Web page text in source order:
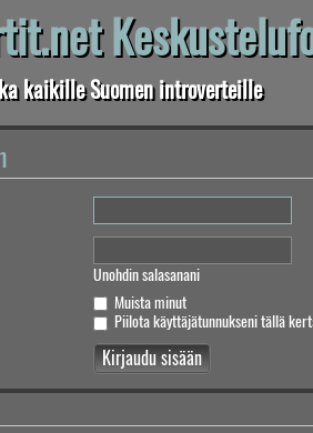
kaikille Suomen introverteille
Unohdin salasanani
Muista minut
Piilota käyttäjätunnukseni tällä